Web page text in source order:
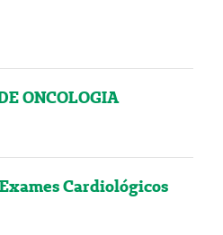
ONCOLOGIA
Cardiológicos